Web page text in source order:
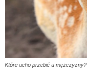
Które ucho przebić u mężczyzny?